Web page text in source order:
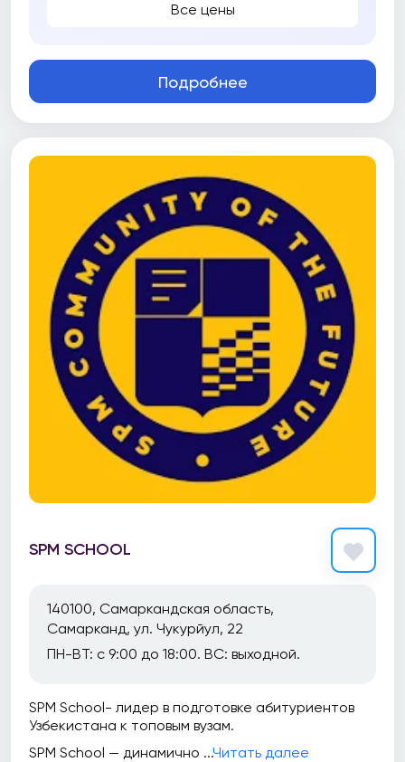
Все цены
Подробнее
SPM SCHOOL
140100, Самаркандская область,
Самарканд, ул. Чукурйул, 22
ПН-ВТ: с 9:00 до 18:00. ВС: выходной.
SPM School- лидер в подготовке абитуриентов
Узбекистана к топовым вузам.
SPM School — динамично ...Читать далее